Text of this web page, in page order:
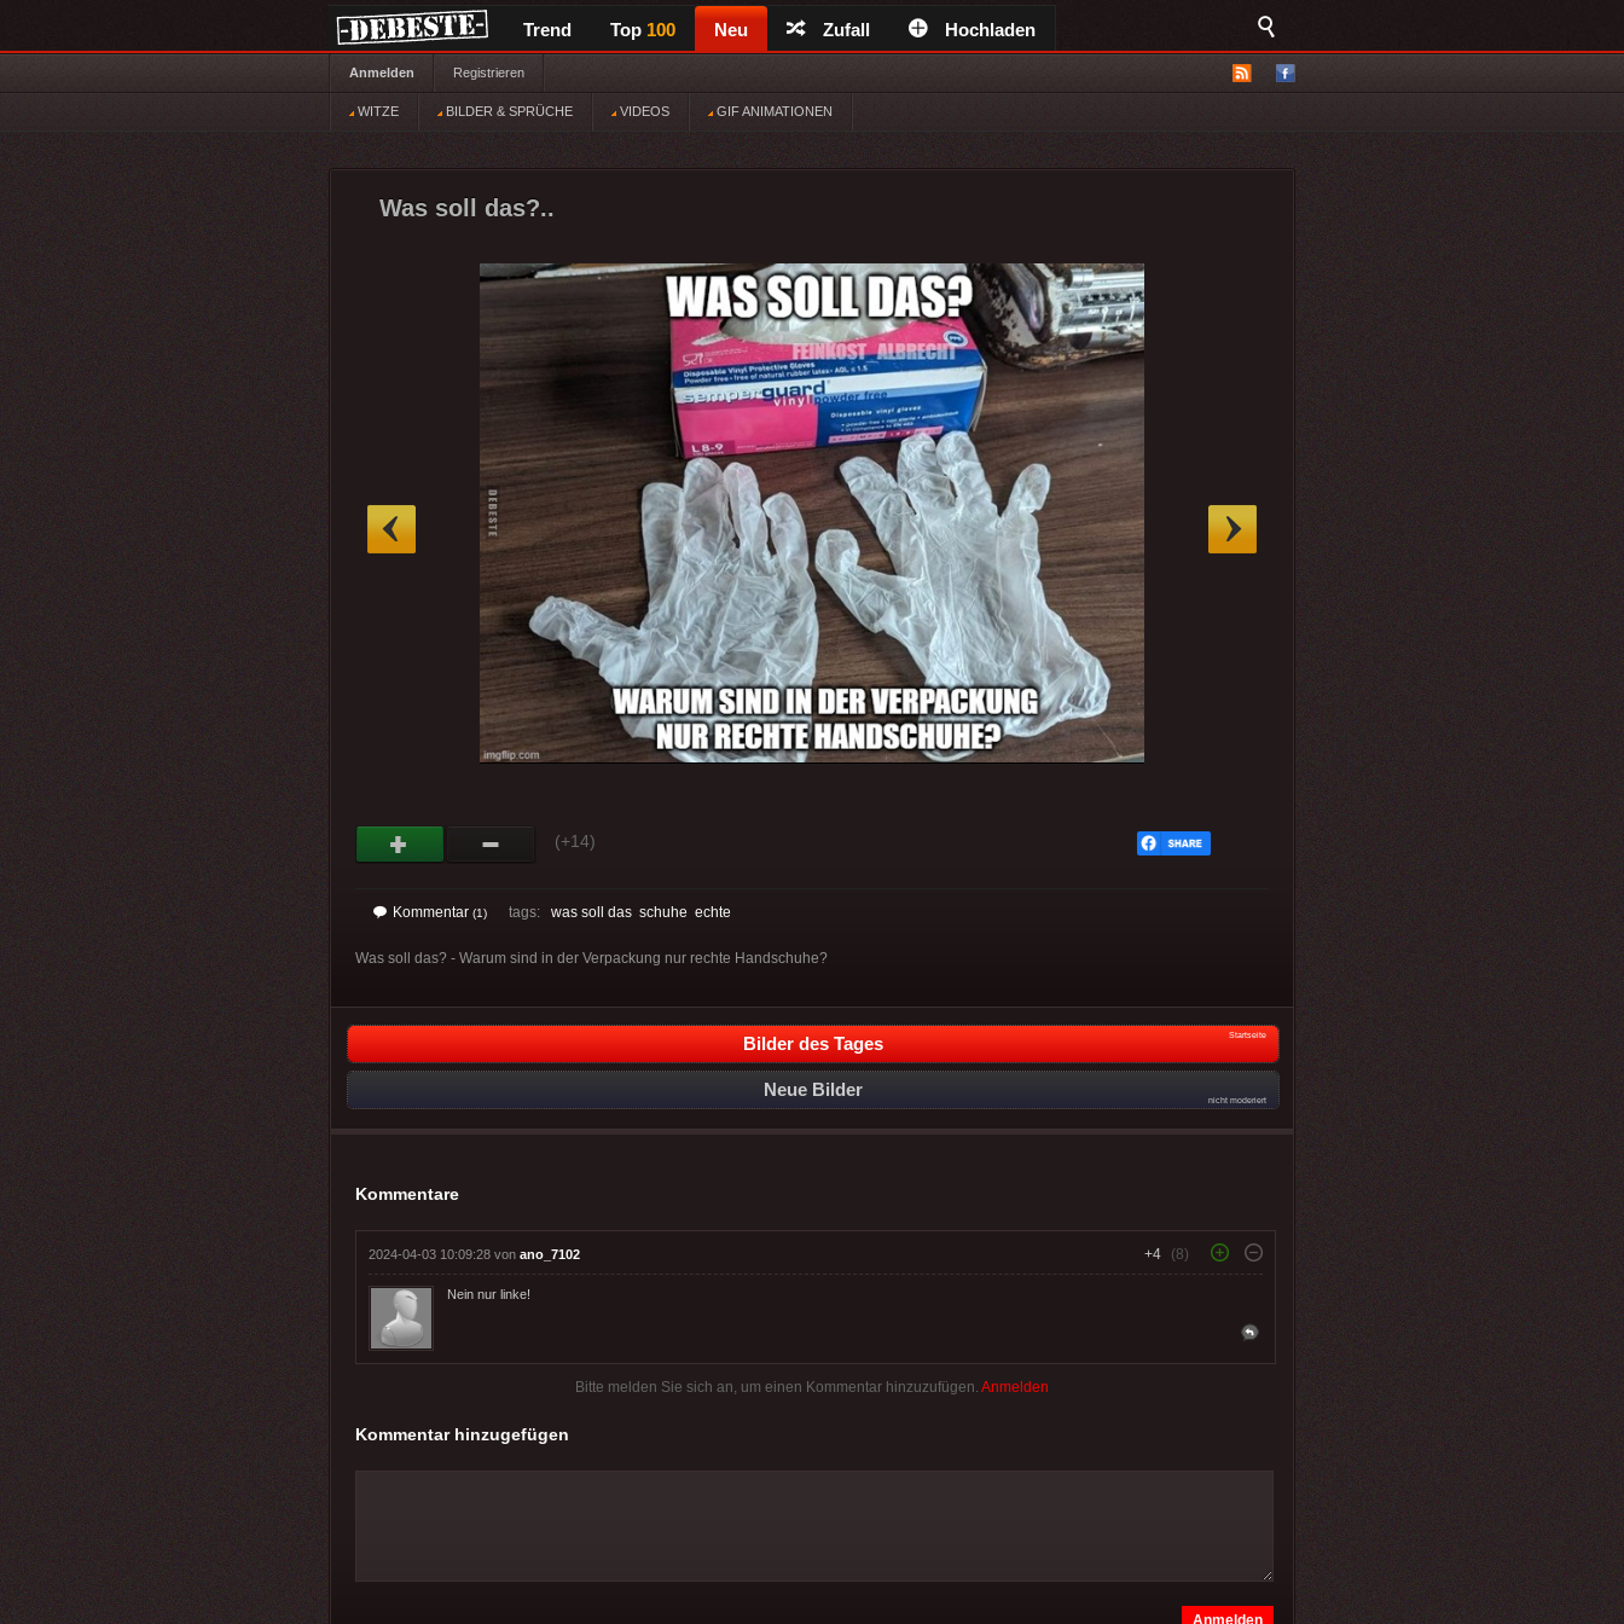
Trend Top 100 Neu Zufall Hochladen
Anmelden Registrieren
WITZE BILDER & SPRÜCHE VIDEOS GIF ANIMATIONEN
Was soll das?..
(+14)
Kommentar (1) tags: was soll das schuhe echte
Was soll das? - Warum sind in der Verpackung nur rechte Handschuhe?
Bilder des Tages Startseite
Neue Bilder
nicht moderiert
Kommentare
2024-04-03 10:09:28 von ano_7102 +4 (8)
Nein nur linke!
Bitte melden Sie sich an, um einen Kommentar hinzuzufügen. Anmelden
Kommentar hinzugefügen